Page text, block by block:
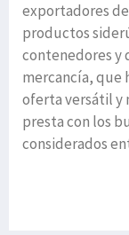
exportadores
productos
contenedores y
mercancía, que
oferta versátil y
presta con los
considerados